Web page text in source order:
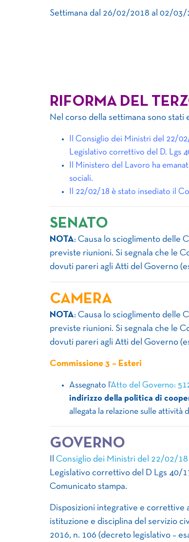
Settimana dal 26/02/2018 al 02/03/
RIFORMA DEL
Nel corso della settimana sono stati
Il Consiglio dei Ministri del 22/
Legislativo correttivo del D. Lgs
Il Ministero del Lavoro ha
sociali.
Il 22/02/18 è stato insediato il
SENATO
NOTA: Causa lo scioglimento delle
previste riunioni. Si segnala che le
dovuti pareri agli Atti del Governo
CAMERA
NOTA: Causa lo scioglimento delle
previste riunioni. Si segnala che le
dovuti pareri agli Atti del Governo
Commissione 3 – Esteri
Assegnato l‘Atto del Governo:
indirizzo della politica di
allegata la relazione sulle attività
GOVERNO
Consiglio dei Ministri del 22/02/
Legislativo correttivo del D Lgs 40/
Comunicato stampa.
Disposizioni integrative e correttive
istituzione e disciplina del servizio
2016, n. 106 (decreto legislativo –